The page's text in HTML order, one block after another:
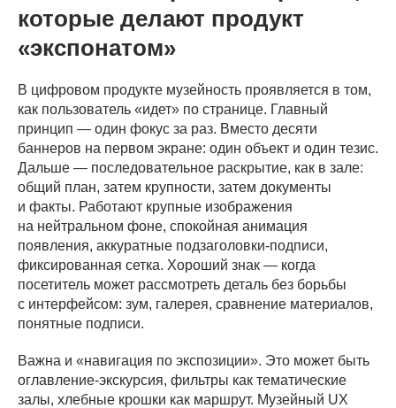
которые делают продукт
«экспонатом»
В цифровом продукте музейность проявляется в том,
как пользователь «идет» по странице. Главный
принцип — один фокус за раз. Вместо десяти
баннеров на первом экране: один объект и один тезис.
Дальше — последовательное раскрытие, как в зале:
общий план, затем крупности, затем документы
и факты. Работают крупные изображения
на нейтральном фоне, спокойная анимация
появления, аккуратные подзаголовки-подписи,
фиксированная сетка. Хороший знак — когда
посетитель может рассмотреть деталь без борьбы
с интерфейсом: зум, галерея, сравнение материалов,
понятные подписи.
Важна и «навигация по экспозиции». Это может быть
оглавление-экскурсия, фильтры как тематические
залы, хлебные крошки как маршрут. Музейный UX